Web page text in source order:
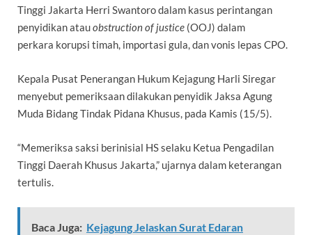
Tinggi Jakarta Herri Swantoro dalam kasus perintangan
penyidikan atauobstruction of justice (OOJ) dalam
perkara korupsi timah, importasi gula, dan vonis lepas CPO.
Kepala Pusat Penerangan Hukum Kejagung Harli Siregar
menyebut pemeriksaan dilakukan penyidik Jaksa Agung
Muda Bidang Tindak Pidana Khusus, pada Kamis (15/5).
“Memeriksa saksi berinisial HS selaku Ketua Pengadilan
Tinggi Daerah Khusus Jakarta,” ujarnya dalam keterangan
tertulis.
Baca Juga: Kejagung Jelaskan Surat Edaran